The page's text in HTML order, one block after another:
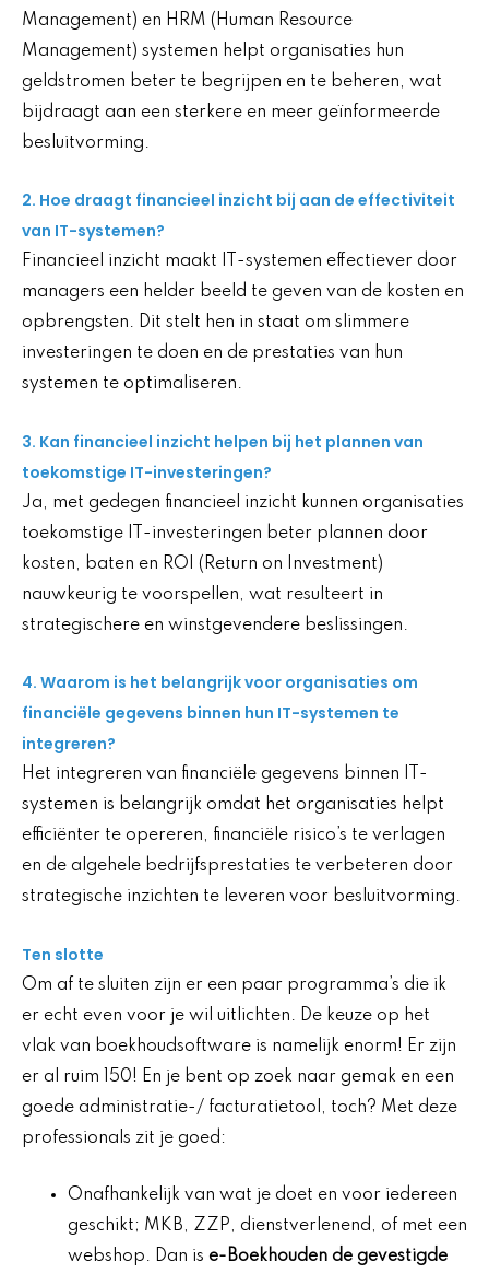
Management) en HRM (Human Resource
Management) systemen helpt organisaties hun
geldstromen beter te begrijpen en te beheren, wat
bijdraagt aan een sterkere en meer geïnformeerde
besluitvorming.
2. Hoe draagt financieel inzicht bij aan de effectiviteit
van IT-systemen?
Financieel inzicht maakt IT-systemen effectiever door
managers een helder beeld te geven van de kosten en
opbrengsten. Dit stelt hen in staat om slimmere
investeringen te doen en de prestaties van hun
systemen te optimaliseren.
3. Kan financieel inzicht helpen bij het plannen van
toekomstige IT-investeringen?
Ja, met gedegen financieel inzicht kunnen organisaties
toekomstige IT-investeringen beter plannen door
kosten, baten en ROI (Return on Investment)
nauwkeurig te voorspellen, wat resulteert in
strategischere en winstgevendere beslissingen.
4. Waarom is het belangrijk voor organisaties om
financiële gegevens binnen hun IT-systemen te
integreren?
Het integreren van financiële gegevens binnen IT-
systemen is belangrijk omdat het organisaties helpt
efficiënter te opereren, financiële risico’s te verlagen
en de algehele bedrijfsprestaties te verbeteren door
strategische inzichten te leveren voor besluitvorming.
Ten slotte
Om af te sluiten zijn er een paar programma’s die ik
er echt even voor je wil uitlichten. De keuze op het
vlak van boekhoudsoftware is namelijk enorm! Er zijn
er al ruim 150! En je bent op zoek naar gemak en een
goede administratie-/ facturatietool, toch? Met deze
professionals zit je goed:
Onafhankelijk van wat je doet en voor iedereen
geschikt; MKB, ZZP, dienstverlenend, of met een
webshop. Dan is e-Boekhouden de gevestigde